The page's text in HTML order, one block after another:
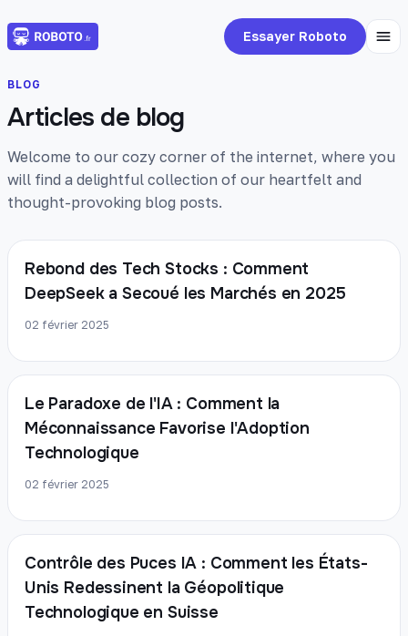
Essayer Roboto
BLOG
Articles de blog
Welcome to our cozy corner of the internet, where you
will find a delightful collection of our heartfelt and
thought-provoking blog posts.
Rebond des Tech Stocks : Comment
DeepSeek a Secoué les Marchés en 2025
02 février 2025
Le Paradoxe de l'IA : Comment la
Méconnaissance Favorise l'Adoption
Technologique
02 février 2025
Contrôle des Puces IA : Comment les États-
Unis Redessinent la Géopolitique
Technologique en Suisse